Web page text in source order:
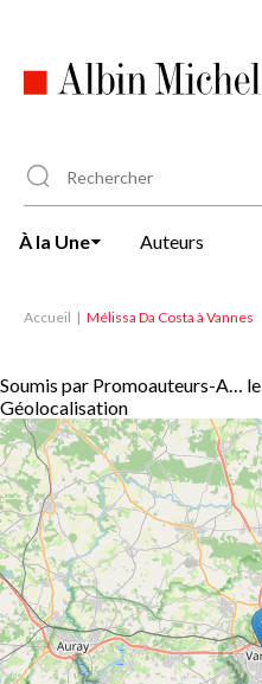
principal
À la Une Auteurs
Accueil Mélissa Da Costa à Vannes
Soumis par Promoauteurs-A… le
Géolocalisation